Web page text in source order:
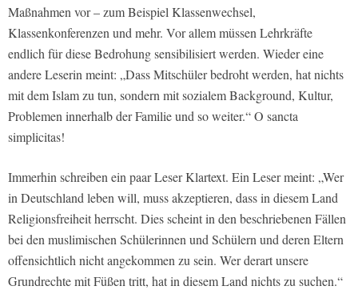
Maßnahmen vor – zum Beispiel Klassenwechsel,
Klassenkonferenzen und mehr. Vor allem müssen Lehrkräfte
endlich für diese Bedrohung sensibilisiert werden. Wieder eine
andere Leserin meint: „Dass Mitschüler bedroht werden, hat nichts
mit dem Islam zu tun, sondern mit sozialem Background, Kultur,
Problemen innerhalb der Familie und so weiter.“ O sancta
simplicitas!
Immerhin schreiben ein paar Leser Klartext. Ein Leser meint: „Wer
in Deutschland leben will, muss akzeptieren, dass in diesem Land
Religionsfreiheit herrscht. Dies scheint in den beschriebenen Fällen
bei den muslimischen Schülerinnen und Schülern und deren Eltern
offensichtlich nicht angekommen zu sein. Wer derart unsere
Grundrechte mit Füßen tritt, hat in diesem Land nichts zu suchen.“